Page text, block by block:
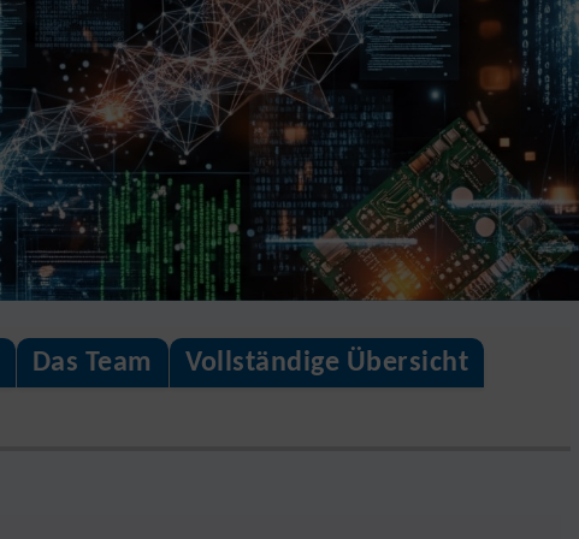
Das Team
Vollständige Übersicht